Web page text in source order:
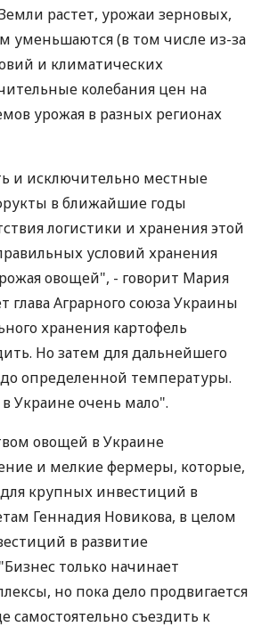
растет, урожаи зерновых,
уменьшаются (в том числе из-за
и климатических
колебания цен на
урожая в разных регионах
и исключительно местные
в ближайшие годы
логистики и хранения этой
условий хранения
овощей", - говорит Мария
глава Аграрного союза Украины
хранения картофель
Но затем для дальнейшего
определенной температуры.
Украине очень мало".
овощей в Украине
и мелкие фермеры, которые,
крупных инвестиций в
Геннадия Новикова, в целом
в развитие
только начинает
но пока дело продвигается
съездить к